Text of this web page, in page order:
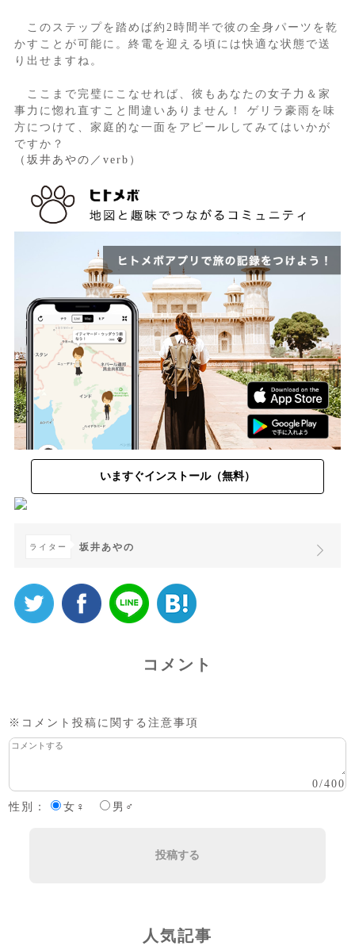
このステップを踏めば約2時間半で彼の全身パーツを乾
かすことが可能に。終電を迎える頃には快適な状態で送
り出せますね。
ここまで完璧にこなせれば、彼もあなたの女子力＆家
事力に惚れ直すこと間違いありません！ ゲリラ豪雨を味
方につけて、家庭的な一面をアピールしてみてはいかが
ですか？
（坂井あやの／verb）
いますぐインストール（無料）
ライター 坂井あやの
コメント
※コメント投稿に関する注意事項
0/400
性別：
女♀ 男♂
投稿する
人気記事